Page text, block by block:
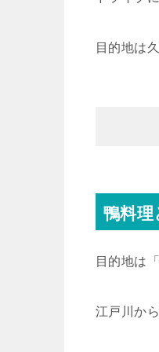
目的地は
鴨料理
目的地は
江戸川か